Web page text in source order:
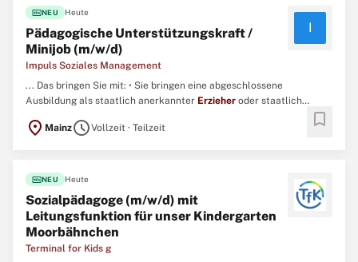
fiber_newNEU Heute
Pädagogische Unterstützungskraft /
Minijob (m/w/d)
Impuls Soziales Management
I
... Das bringen Sie mit: • Sie bringen eine abgeschlossene
Ausbildung als staatlich anerkannter Erzieher oder staatlich
anerkannte Erzieherin, staatl. anerkannter Sozialpädagoge oder
mit gleichwertiger Anerkennung als pädagogische Fachkraft mit. ...
location_on MainzscheduleVollzeit · Teilzeit bookmark
fiber_newNEU Heute
Sozialpädagoge (m/w/d) mit
Leitungsfunktion für unser Kindergarten
Moorbähnchen
Terminal for Kids g